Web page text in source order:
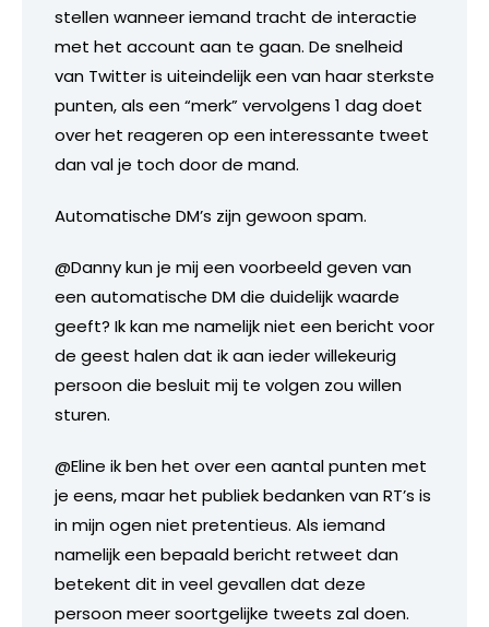
stellen wanneer iemand tracht de interactie
met het account aan te gaan. De snelheid
van Twitter is uiteindelijk een van haar sterkste
punten, als een “merk” vervolgens 1 dag doet
over het reageren op een interessante tweet
dan val je toch door de mand.
Automatische DM’s zijn gewoon spam.
@Danny kun je mij een voorbeeld geven van
een automatische DM die duidelijk waarde
geeft? Ik kan me namelijk niet een bericht voor
de geest halen dat ik aan ieder willekeurig
persoon die besluit mij te volgen zou willen
sturen.
@Eline ik ben het over een aantal punten met
je eens, maar het publiek bedanken van RT’s is
in mijn ogen niet pretentieus. Als iemand
namelijk een bepaald bericht retweet dan
betekent dit in veel gevallen dat deze
persoon meer soortgelijke tweets zal doen.